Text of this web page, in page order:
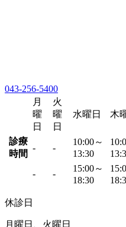
043-256-5400
月
曜
日
火
曜
日
水曜日 木
診療
時間
- -
10:00～
13:30
-
-
15:00～
18:30
休診日
月曜日、火曜日